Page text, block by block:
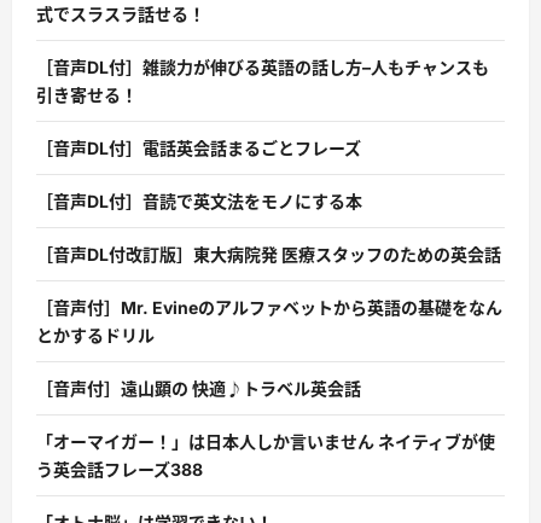
式でスラスラ話せる！
［音声DL付］雑談力が伸びる英語の話し方–人もチャンスも
引き寄せる！
［音声DL付］電話英会話まるごとフレーズ
［音声DL付］音読で英文法をモノにする本
［音声DL付改訂版］東大病院発 医療スタッフのための英会話
［音声付］Mr. Evineのアルファベットから英語の基礎をなん
とかするドリル
［音声付］遠山顕の 快適♪トラベル英会話
「オーマイガー！」は日本人しか言いません ネイティブが使
う英会話フレーズ388